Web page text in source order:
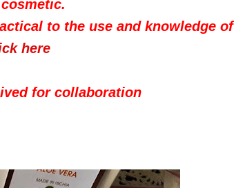
to the use and knowledge of
here
for collaboration